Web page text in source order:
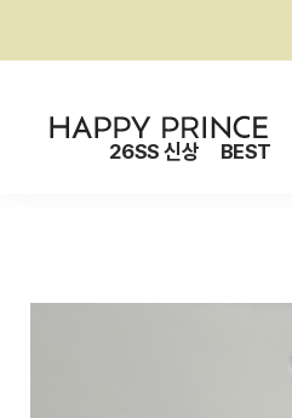
26SS 신상 BEST